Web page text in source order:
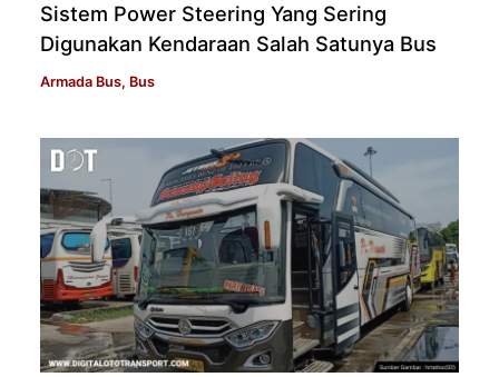
Sistem Power Steering Yang Sering
Digunakan Kendaraan Salah Satunya Bus
Armada Bus, Bus